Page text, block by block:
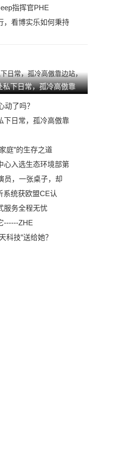
指挥官PHE
，看博实乐如何秉持
下日常，孤冷高傲靠
动了吗？
下日常，孤冷高傲靠
庭”的生存之道
心入选生态环境部第
员，一张桌子，却
系统获欧盟CE认
服务全程无忧
------ZHE
科技”送给她？